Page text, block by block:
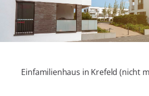
Einfamilienhaus in Krefeld (nicht